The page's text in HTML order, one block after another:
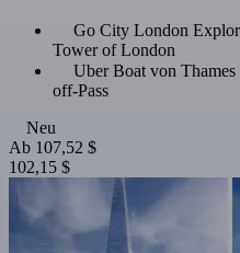
Go City London
Tower of London
Uber Boat von
off-Pass
Neu
Ab 107,52 $
102,15 $